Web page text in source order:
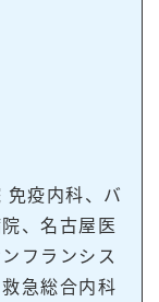
疫内科、バ
、名古屋医
フランシス
急総合内科